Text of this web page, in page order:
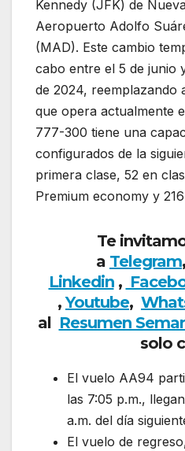
Kennedy (JFK) de
Aeropuerto Adolfo
(MAD). Este cambio
cabo entre el 5 de junio
de 2024, reemplazando
que opera actualmente
777-300 tiene una
configurados de la
primera clase, 52 en
Premium economy y
Te
a Telegram,
Linkedin,
,Youtube,
al Resumen
solo
El vuelo AA94
las 7:05 p.m.,
a.m. del día
El vuelo de